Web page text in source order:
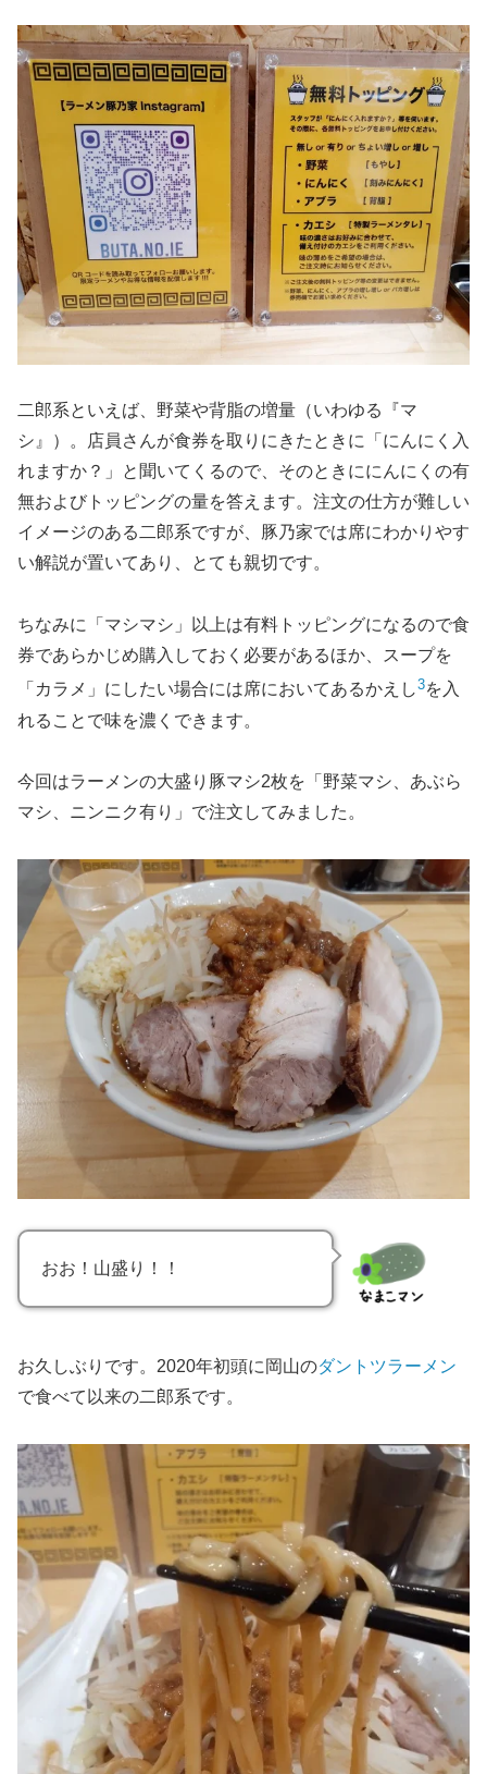
二郎系といえば、野菜や背脂の増量（いわゆる『マ
シ』）。店員さんが食券を取りにきたときに「にんにく入
れますか？」と聞いてくるので、そのときににんにくの有
無およびトッピングの量を答えます。注文の仕方が難しい
イメージのある二郎系ですが、豚乃家では席にわかりやす
い解説が置いてあり、とても親切です。
ちなみに「マシマシ」以上は有料トッピングになるので食
券であらかじめ購入しておく必要があるほか、スープを
「カラメ」にしたい場合には席においてあるかえし3を入
れることで味を濃くできます。
今回はラーメンの大盛り豚マシ2枚を「野菜マシ、あぶら
マシ、ニンニク有り」で注文してみました。
おお！山盛り！！
お久しぶりです。2020年初頭に岡山のダントツラーメン
で食べて以来の二郎系です。